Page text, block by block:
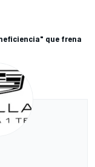
que frena